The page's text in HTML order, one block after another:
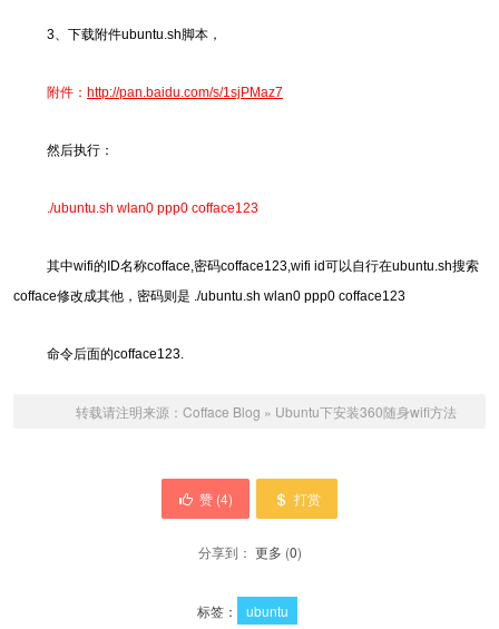
3、下载附件ubuntu.sh脚本，
附件： http://pan.baidu.com/s/1sjPMaz7
然后执行：
./ubuntu.sh wlan0 ppp0 cofface123
其中wifi的ID名称cofface,密码cofface123,wifi id可以自行在ubuntu.sh搜索
cofface修改成其他，密码则是 ./ubuntu.sh wlan0 ppp0 cofface123
命令后面的cofface123.
转载请注明来源： Cofface Blog » Ubuntu下安装360随身wifi方法
赞 (4) 打赏
分享到： 更多 (0)
标签： ubuntu